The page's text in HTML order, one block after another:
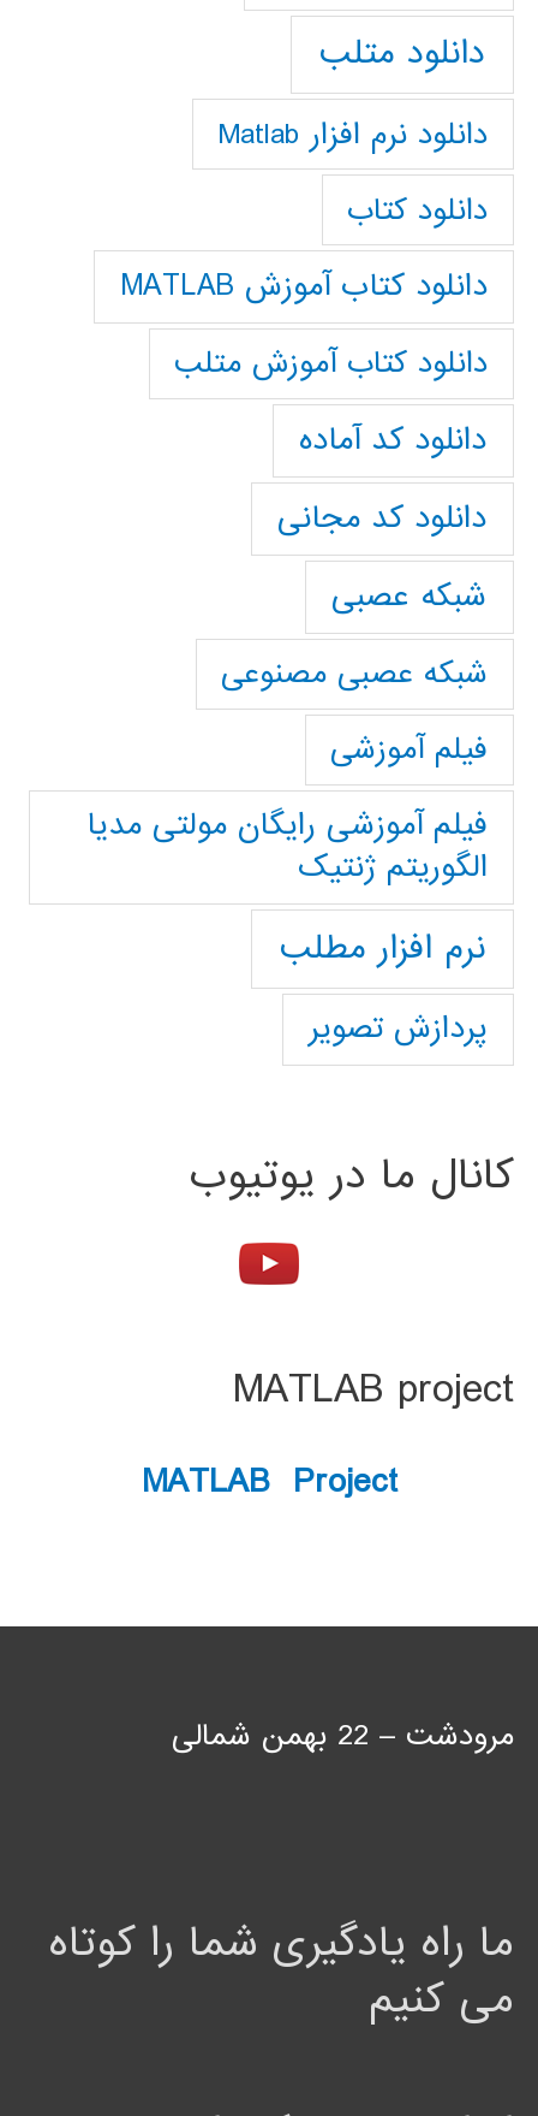
دانلود متلب
دانلود نرم افزار Matlab
دانلود کتاب
دانلود کتاب آموزش MATLAB
دانلود کتاب آموزش متلب
دانلود کد آماده
دانلود کد مجانی
شبکه عصبی
شبکه عصبی مصنوعی
فیلم آموزشی
فیلم آموزشی رایگان مولتی مدیا
الگوریتم ژنتیک
نرم افزار مطلب
پردازش تصویر
کانال ما در یوتیوب
MATLAB project
MATLAB Project
مرودشت – 22 بهمن شمالی
ما راه یادگیری شما را کوتاه
می کنیم